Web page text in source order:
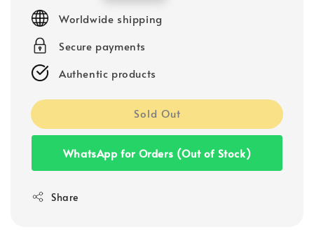
price
Worldwide shipping
Secure payments
Authentic products
Sold Out
WhatsApp for Orders (Out of Stock)
Share